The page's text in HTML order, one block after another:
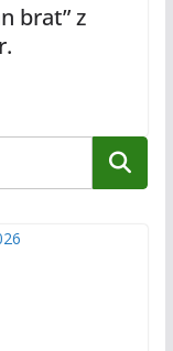
brat” z